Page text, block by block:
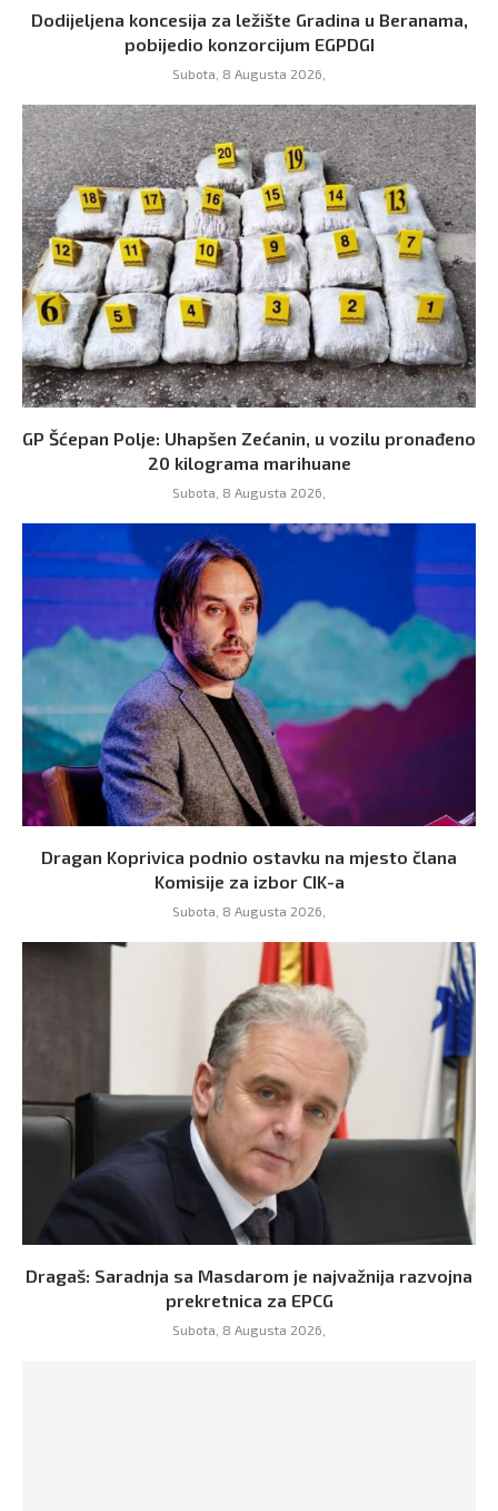
Dodijeljena koncesija za ležište Gradina u Beranama,
pobijedio konzorcijum EGPDGI
Subota, 8 Augusta 2026,
GP Šćepan Polje: Uhapšen Zećanin, u vozilu pronađeno
20 kilograma marihuane
Subota, 8 Augusta 2026,
Dragan Koprivica podnio ostavku na mjesto člana
Komisije za izbor CIK-a
Subota, 8 Augusta 2026,
Dragaš: Saradnja sa Masdarom je najvažnija razvojna
prekretnica za EPCG
Subota, 8 Augusta 2026,